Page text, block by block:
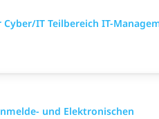
IT Teilbereich IT-
und Elektronischen